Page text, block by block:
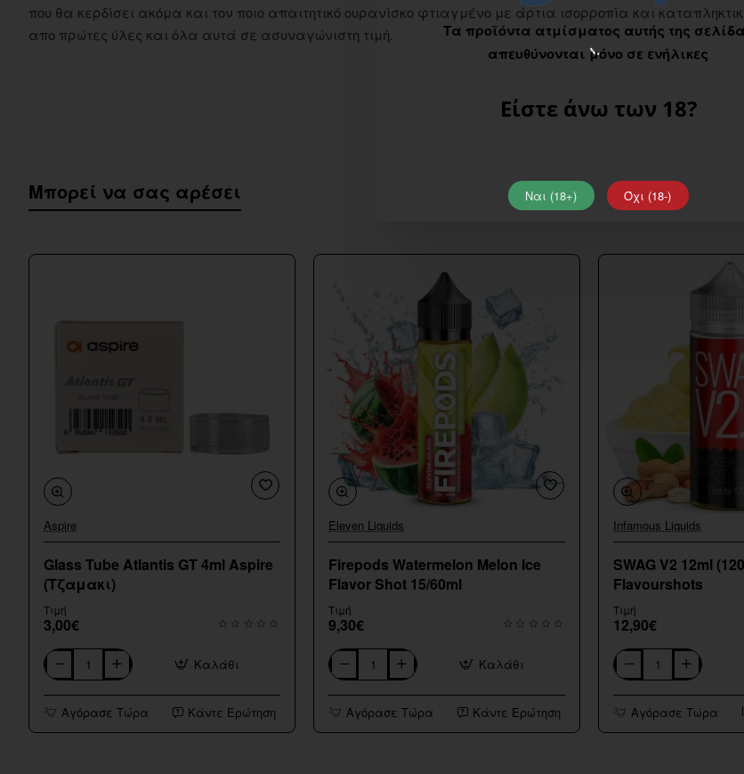
Τα προϊόντα ατμίσματος αυτής της
απευθύνονται μόνο σε ενήλικες
Είστε άνω των 18?
Ναι (18+) Όχι (18-)
που θα κερδίσει ακόμα και τον ποιο απαιτητικό ουρανίσκο φτιαγμένο με άρτια ισορροπία και
απο πρώτες ύλες και όλα αυτά σε ασυναγώνιστη τιμή.
Μπορεί να σας αρέσει
Aspire
Glass Tube Atlantis GT 4ml Aspire
(Τζαμακι)
Τιμή
3,00€
Glass
Tube
Atlantis
GT
Καλάθι
Αγόρασε Τώρα Κάντε Ερώτηση
Eleven Liquids
Firepods Watermelon Melon Ice
Flavor Shot 15/60ml
Τιμή
9,30€
Firepods
Watermelon
Melon
Ice
Καλάθι
Αγόρασε Τώρα Κάντε Ερώτηση
Infamous Liquids
SWAG V2 12ml
Flavourshots
Τιμή
12,90€
SWAG
V2
12ml
(120ml)Αγόρασε Τώρα